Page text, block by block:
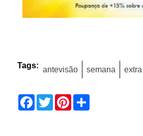
Tags: antevisão semana extra
Facebook
TwitterPinterest
Share